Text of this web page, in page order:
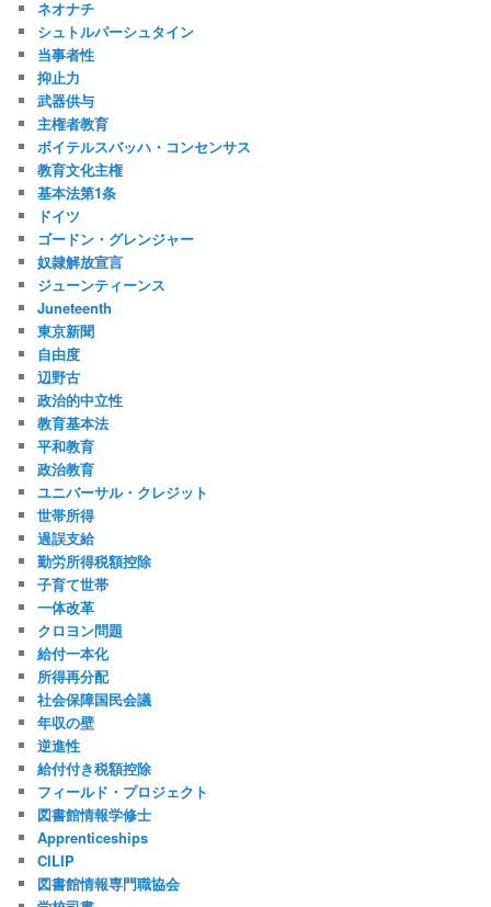
ネオナチ
シュトルパーシュタイン
当事者性
抑止力
武器供与
主権者教育
ボイテルスバッハ・コンセンサス
教育文化主権
基本法第1条
ドイツ
ゴードン・グレンジャー
奴隷解放宣言
ジューンティーンス
Juneteenth
東京新聞
自由度
辺野古
政治的中立性
教育基本法
平和教育
政治教育
ユニバーサル・クレジット
世帯所得
過誤支給
勤労所得税額控除
子育て世帯
一体改革
クロヨン問題
給付一本化
所得再分配
社会保障国民会議
年収の壁
逆進性
給付付き税額控除
フィールド・プロジェクト
図書館情報学修士
Apprenticeships
CILIP
図書館情報専門職協会